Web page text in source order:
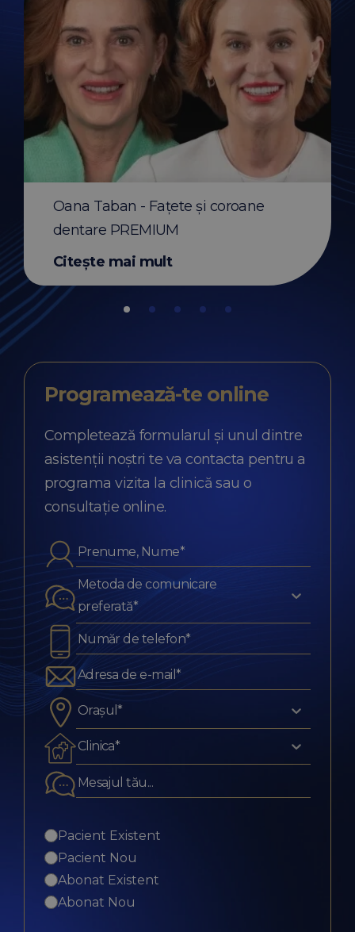
Oana Taban - Fațete și coroane
dentare PREMIUM
Citește mai mult
Before & After
transparent
Programează-te online
Completează formularul și unul dintre
asistenții noștri te va contacta pentru a
programa vizita la clinică sau o
consultație online.
Metoda de comunicare
preferată*
Orașul*
Clinica*
Pacient Existent
Pacient Nou
Abonat Existent
Abonat Nou